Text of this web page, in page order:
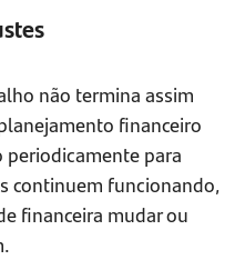
não termina assim
financeiro
periodicamente para
continuem funcionando,
financeira mudar ou